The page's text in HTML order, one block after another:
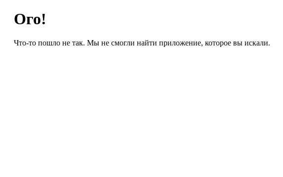
Ого!
Что-то пошло не так. Мы не смогли найти приложение, которое вы искали.